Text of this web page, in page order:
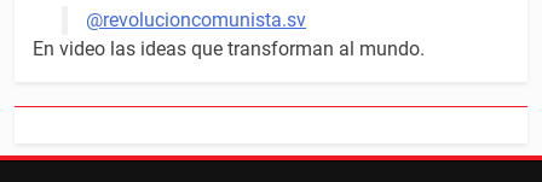
@revolucioncomunista.sv
En video las ideas que transforman al mundo.